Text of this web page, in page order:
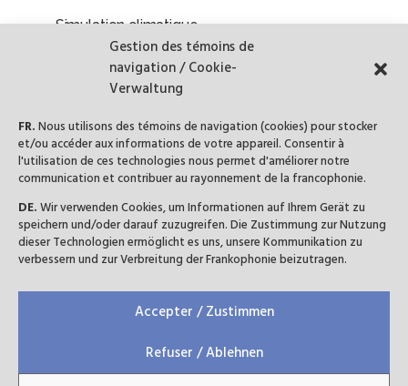
Gestion des témoins de
navigation / Cookie-
Verwaltung
FR.Nous utilisons des témoins de navigation (cookies) pour stocker
et/ou accéder aux informations de votre appareil. Consentir à
l'utilisation de ces technologies nous permet d'améliorer notre
communication et contribuer au rayonnement de la francophonie.
DE.Wir verwenden Cookies, um Informationen auf Ihrem Gerät zu
speichern und/oder darauf zuzugreifen. Die Zustimmung zur Nutzung
dieser Technologien ermöglicht es uns, unsere Kommunikation zu
verbessern und zur Verbreitung der Frankophonie beizutragen.
Accepter / Zustimmen
Refuser / Ablehnen
Simulation climatique
Le Cercle|Juin 5, 2024|Actualité
13 juin 2024 18h30 @IFA Qu’advient-il lors des
Imaginez-vous dans le rôle des diplomates de la Chine,
des États-Unis, de l’Union européenne, des pays en
développement et d’autres régions du monde,...
STAFE 2024
byLe Cercle|Mai 1, 2024|Actualité
projet du Cercle “Diplomates, artistes, sportives :
figures féminines à l’honneur” a été retenu par la
commission consultative. La subvention d’un montant
de 8 000 euros nous permettra...